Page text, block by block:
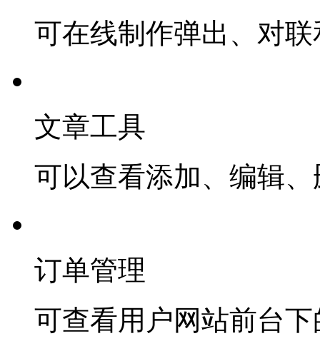
可在线制作弹出、对
文章工具
可以查看添加、编辑
订单管理
可查看用户网站前台